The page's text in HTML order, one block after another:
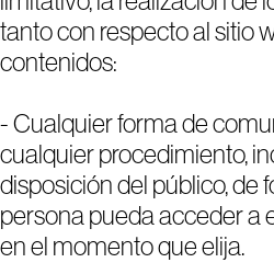
1 2 3
tanto con respecto al sitio
contenidos:
- Cualquier forma de
cualquier procedimiento,
disposición del público, de
persona pueda acceder a
en el momento que elija.